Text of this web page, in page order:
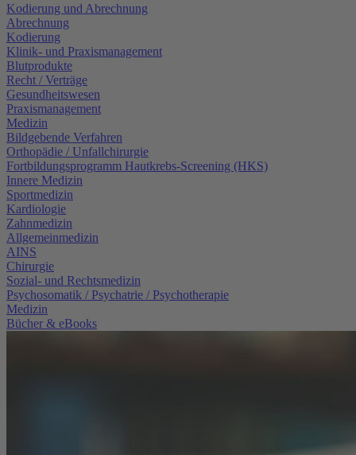
Kodierung und Abrechnung
Abrechnung
Kodierung
Klinik- und Praxismanagement
Blutprodukte
Recht / Verträge
Gesundheitswesen
Praxismanagement
Medizin
Bildgebende Verfahren
Orthopädie / Unfallchirurgie
Fortbildungsprogramm Hautkrebs-Screening (HKS)
Innere Medizin
Sportmedizin
Kardiologie
Zahnmedizin
Allgemeinmedizin
AINS
Chirurgie
Sozial- und Rechtsmedizin
Psychosomatik / Psychatrie / Psychotherapie
Medizin
Bücher & eBooks